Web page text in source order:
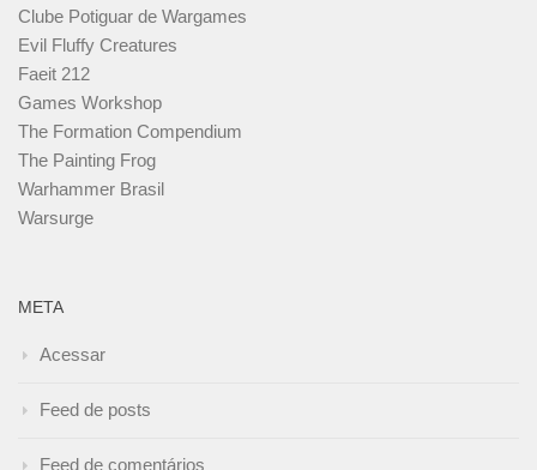
Clube Potiguar de Wargames
Evil Fluffy Creatures
Faeit 212
Games Workshop
The Formation Compendium
The Painting Frog
Warhammer Brasil
Warsurge
META
Acessar
Feed de posts
Feed de comentários